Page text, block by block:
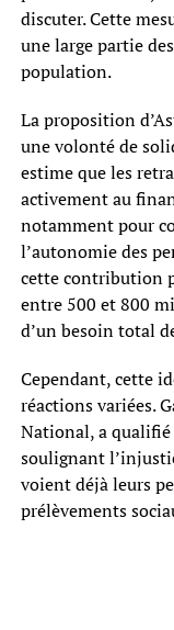
discuter. Cette
une large partie
population.
La proposition
une volonté de
estime que les
activement au
notamment pour
l’autonomie des
cette contribution
entre 500 et 800
d’un besoin total
Cependant, cette
réactions variées.
National, a
soulignant
voient déjà leurs
prélèvements